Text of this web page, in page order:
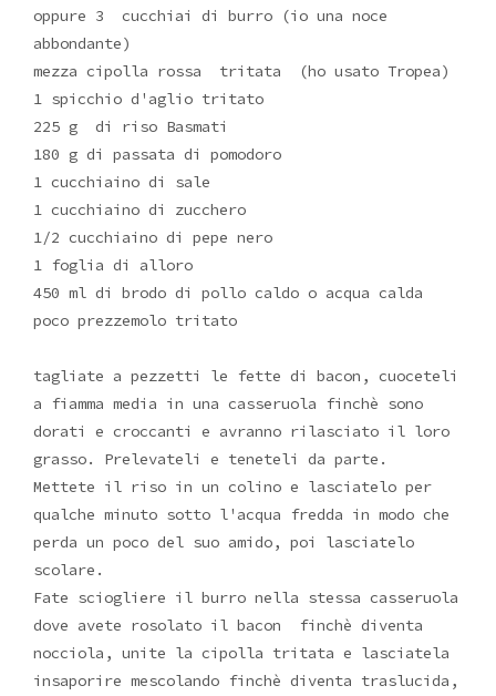
oppure 3 cucchiai di burro (io una noce
abbondante)
mezza cipolla rossa tritata (ho usato Tropea)
1 spicchio d'aglio tritato
225 g di riso Basmati
180 g di passata di pomodoro
1 cucchiaino di sale
1 cucchiaino di zucchero
1/2 cucchiaino di pepe nero
1 foglia di alloro
450 ml di brodo di pollo caldo o acqua calda
poco prezzemolo tritato
tagliate a pezzetti le fette di bacon, cuoceteli
a fiamma media in una casseruola finchè sono
dorati e croccanti e avranno rilasciato il loro
grasso. Prelevateli e teneteli da parte.
Mettete il riso in un colino e lasciatelo per
qualche minuto sotto l'acqua fredda in modo che
perda un poco del suo amido, poi lasciatelo
scolare.
Fate sciogliere il burro nella stessa casseruola
dove avete rosolato il bacon finchè diventa
nocciola, unite la cipolla tritata e lasciatela
insaporire mescolando finchè diventa traslucida,